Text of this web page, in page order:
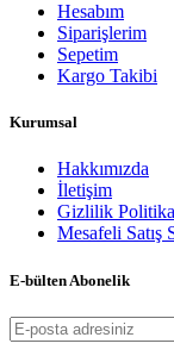
Hesabım
Siparişlerim
Sepetim
Kargo Takibi
Kurumsal
Hakkımızda
İletişim
Gizlilik
Mesafeli Satış
E-bülten Abonelik